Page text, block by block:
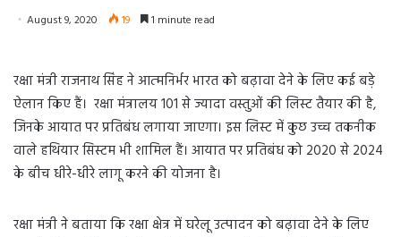
August 9, 2020 19 1 minute read
रक्षा मंत्री राजनाथ सिंह ने आत्‍मनिर्भर भारत को बढ़ावा देने के लिए कई बड़े
ऐलान किए हैं। रक्षा मंत्रालय 101 से ज्यादा वस्तुओं की लिस्ट तैयार की है,
जिनके आयात पर प्रतिबंध लगाया जाएगा। इस लिस्ट में कुछ उच्च तकनीक
वाले हथियार सिस्टम भी शामिल हैं। आयात पर प्रतिबंध को 2020 से 2024
के बीच धीरे-धीरे लागू करने की योजना है।
रक्षा मंत्री ने बताया कि रक्षा क्षेत्र में घरेलू उत्‍पादन को बढ़ावा देने के लिए